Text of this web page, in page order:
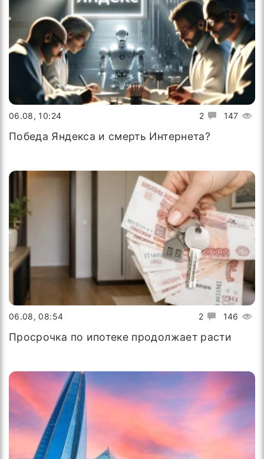
2 147
06.08, 10:24
Победа Яндекса и смерть Интернета?
2 146
06.08, 08:54
Просрочка по ипотеке продолжает расти